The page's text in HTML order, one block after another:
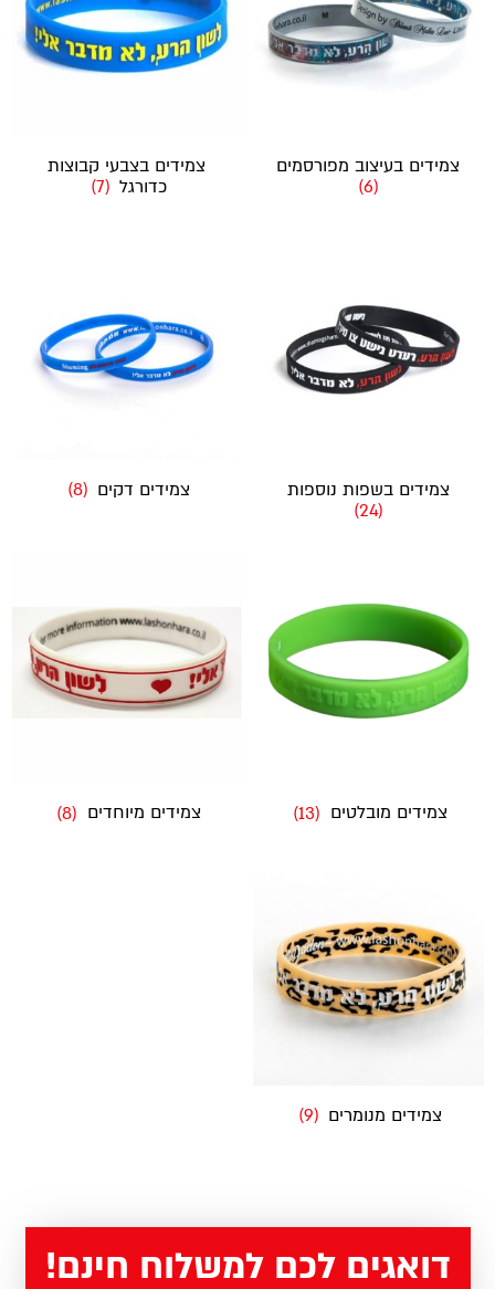
צמידים בעיצוב מפורסמים
(6)
צמידים בצבעי קבוצות
כדורגל (7)
צמידים בשפות נוספות
(24)
צמידים דקים (8)
צמידים מובלטים (13) צמידים מיוחדים (8)
צמידים מנומרים (9)
דואגים לכם למשלוח חינם!